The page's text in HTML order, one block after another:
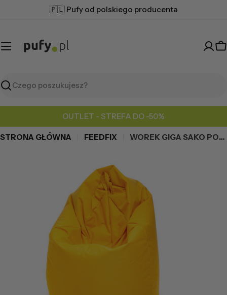
do
🇵🇱 Pufy od polskiego producenta
Szukaj
OUTLET - STREFA DO -50%
STRONA GŁÓWNA FEEDFIX WOREK GIGA SAKO POLIESTER